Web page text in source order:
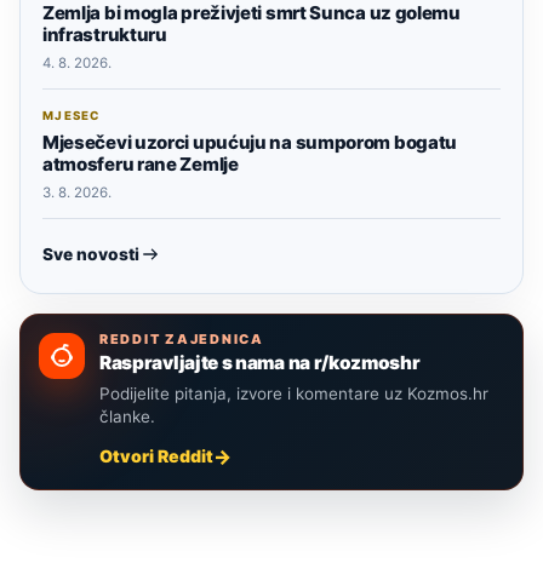
Zemlja bi mogla preživjeti smrt Sunca uz golemu
infrastrukturu
4. 8. 2026.
MJESEC
Mjesečevi uzorci upućuju na sumporom bogatu
atmosferu rane Zemlje
3. 8. 2026.
Sve novosti
REDDIT ZAJEDNICA
Raspravljajte s nama na r/kozmoshr
Podijelite pitanja, izvore i komentare uz Kozmos.hr
članke.
Otvori Reddit